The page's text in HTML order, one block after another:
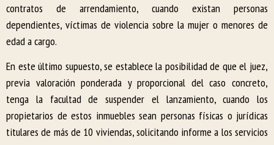
contratos de arrendamiento, cuando existan personas
dependientes, víctimas de violencia sobre la mujer o menores de
edad a cargo.
En este último supuesto, se establece la posibilidad de que el juez,
previa valoración ponderada y proporcional del caso concreto,
tenga la facultad de suspender el lanzamiento, cuando los
propietarios de estos inmuebles sean personas físicas o jurídicas
titulares de más de 10 viviendas, solicitando informe a los servicios